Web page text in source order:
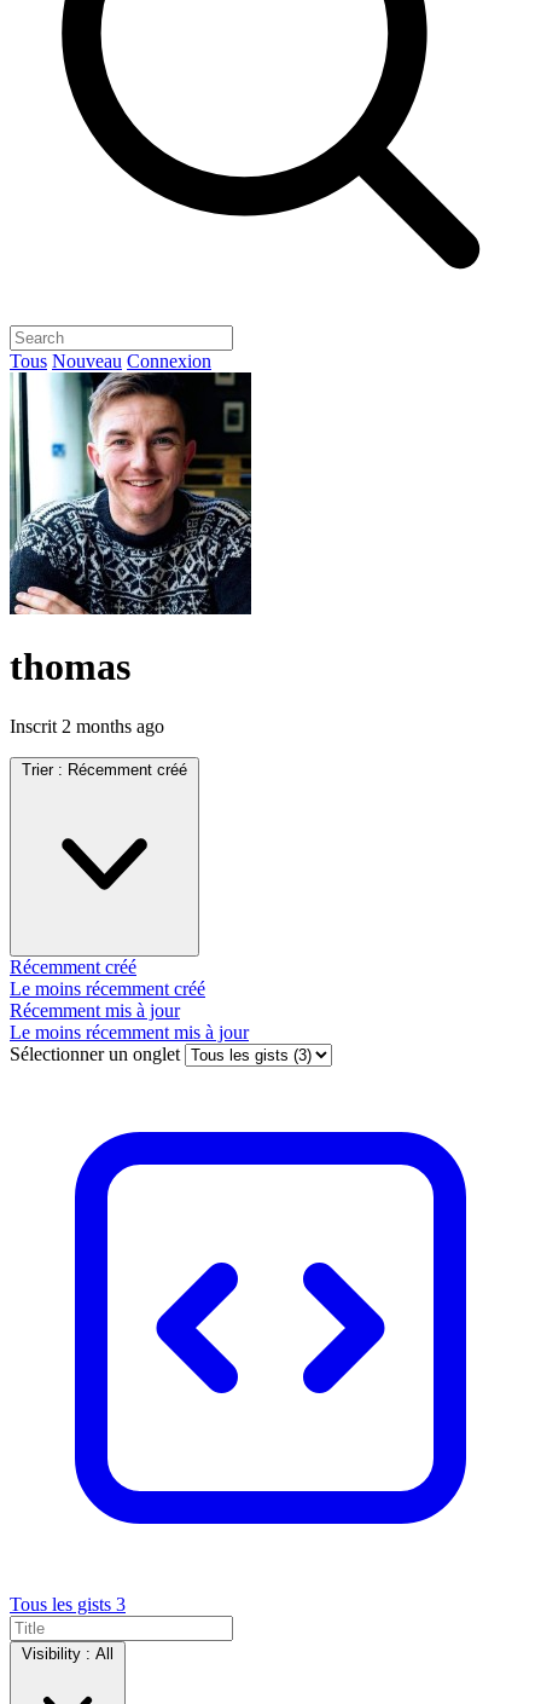
Tous Nouveau Connexion
thomas
Inscrit 2 months ago
Trier : Récemment créé
Récemment créé
Le moins récemment créé
Récemment mis à jour
Le moins récemment mis à jour
Sélectionner un onglet
Tous les gists 3
Visibility : All